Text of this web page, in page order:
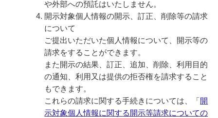
や外部への預託はいたしません。
開示対象個人情報の開示、訂正、削除等の請求
について
ご提出いただいた個人情報について、開示等の
請求をすることができます。
また開示の結果、訂正、追加、削除、利用目的
の通知、利用又は提供の拒否権を請求すること
もできます。
これらの請求に関する手続きについては、「 開
示対象個人情報に関する開示等請求についての